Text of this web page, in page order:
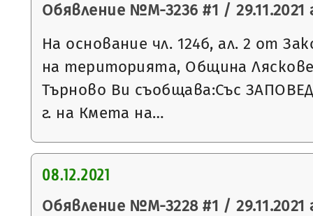
Обявление №М-3236 #1 / 29.11.2021
На основание чл. 124б, ал. 2 от
на територията, Община
Търново Ви съобщава:Със
г. на Кмета на…
08.12.2021
Обявление №М-3228 #1 / 29.11.2021